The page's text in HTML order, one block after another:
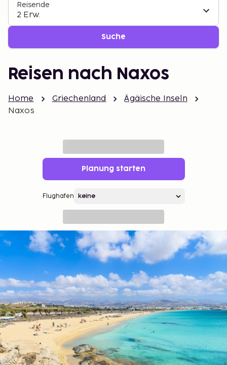
Reisende
2 Erw.
Suche
Reisen nach Naxos
Home Griechenland
Ägäische Inseln
Naxos
Planung starten
Flughafen